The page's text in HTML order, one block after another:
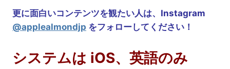
更に面白いコンテンツを観たい人は、Instagram
@applealmondjp をフォローしてください！
システムは iOS、英語のみ